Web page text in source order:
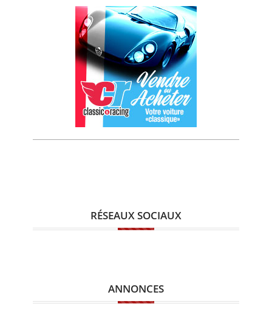
RÉSEAUX SOCIAUX
ANNONCES